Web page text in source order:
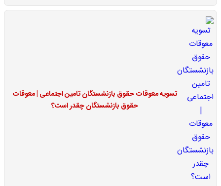
تسویه معوقات حقوق بازنشستگان تامین اجتماعی | معوقات
حقوق بازنشستگان چقدر است؟